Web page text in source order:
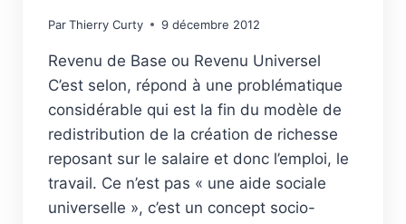
ParThierry Curty 9 décembre 2012
Revenu de Base ou Revenu Universel
C’est selon, répond à une problématique
considérable qui est la fin du modèle de
redistribution de la création de richesse
reposant sur le salaire et donc l’emploi, le
travail. Ce n’est pas « une aide sociale
universelle », c’est un concept socio-